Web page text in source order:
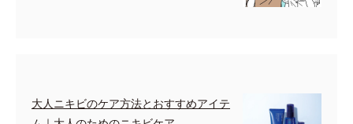
大人ニキビのケア方法とおすすめアイテ